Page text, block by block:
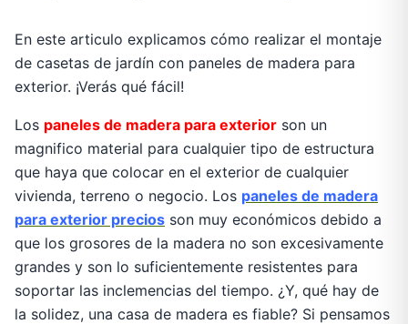
En este articulo explicamos cómo realizar el montaje
de casetas de jardín con paneles de madera para
exterior. ¡Verás qué fácil!
Los paneles de madera para exterior son un
magnifico material para cualquier tipo de estructura
que haya que colocar en el exterior de cualquier
vivienda, terreno o negocio. Los paneles de madera
para exterior precios son muy económicos debido a
que los grosores de la madera no son excesivamente
grandes y son lo suficientemente resistentes para
soportar las inclemencias del tiempo. ¿Y, qué hay de
la solidez, una casa de madera es fiable? Si pensamos